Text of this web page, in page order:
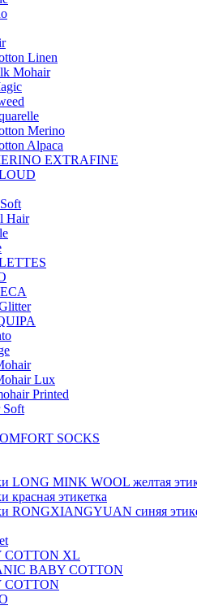
Linen
Mohair
Merino
Alpaca
EXTRAFINE
Hair
Lux
Printed
Soft
SOCKS
LONG MINK WOOL желтая
красная этикетка
RONGXIANGYUAN синяя
XL
BABY COTTON